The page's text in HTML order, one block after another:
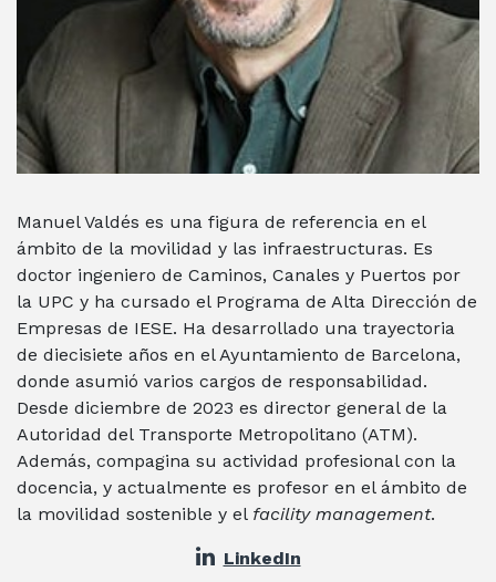
Manuel Valdés es una figura de referencia en el
ámbito de la movilidad y las infraestructuras. Es
doctor ingeniero de Caminos, Canales y Puertos por
la UPC y ha cursado el Programa de Alta Dirección de
Empresas de IESE. Ha desarrollado una trayectoria
de diecisiete años en el Ayuntamiento de Barcelona,
donde asumió varios cargos de responsabilidad.
Desde diciembre de 2023 es director general de la
Autoridad del Transporte Metropolitano (ATM).
Además, compagina su actividad profesional con la
docencia, y actualmente es profesor en el ámbito de
la movilidad sostenible y el facility management.
LinkedIn